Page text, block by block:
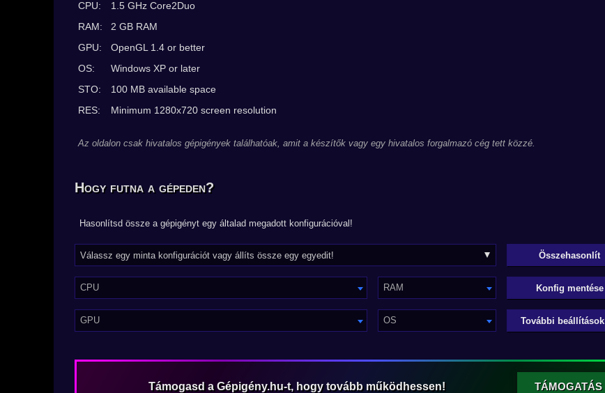
CPU:
1.5 GHz Core2Duo
RAM:
2 GB RAM
GPU:
OpenGL 1.4 or better
OS:
Windows XP or later
STO:
100 MB available space
RES:
Minimum 1280x720 screen resolution
Az oldalon csak hivatalos gépigények találhatóak, amit a készítők vagy egy hivatalos forgalmazó cég tett közzé.
Hogy futna a gépeden?
Hasonlítsd össze a gépigényt egy általad megadott konfigurációval!
CPU RAM
GPU OS
Konfig mentése
További beállítások
Támogasd a Gépigény.hu-t, hogy tovább működhessen! TÁMOGATÁS